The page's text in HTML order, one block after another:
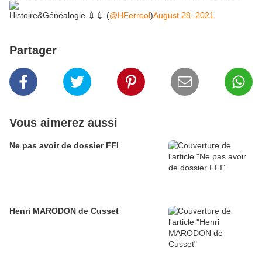
Histoire&Généalogie 💉💉 (@HFerreol)August 28, 2021
Partager
Vous aimerez aussi
Ne pas avoir de dossier FFI
Henri MARODON de Cusset